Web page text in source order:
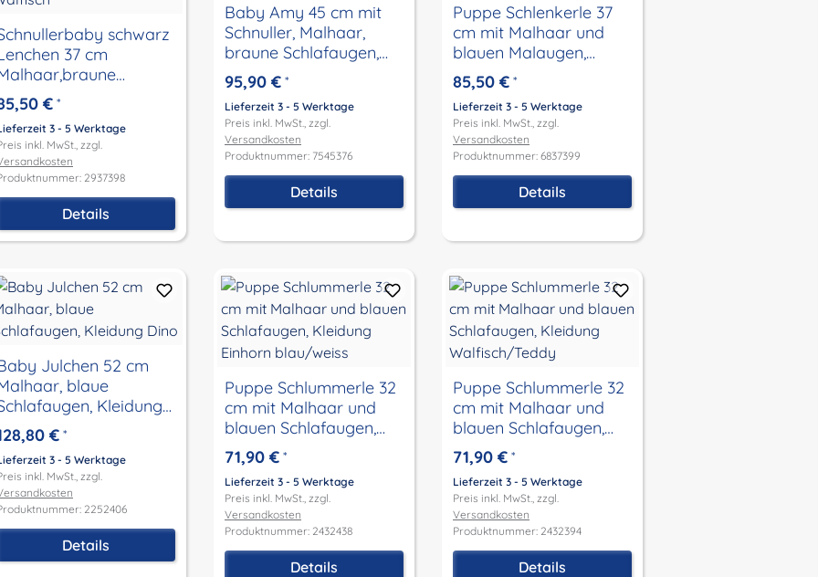
schwarz
37 cm
Kleidung
€ *
3 - 5 Werktage
inkl. MwSt., zzgl.
2937398
Details
Baby Amy 45 cm mit
Schnuller, Malhaar,
braune Schlafaugen,
Kleidung Blümchen
95,90 € *
Lieferzeit 3 - 5 Werktage
Preis inkl. MwSt., zzgl.
Versandkosten
Produktnummer: 7545376
Details
Puppe Schlenkerle 37
cm mit Malhaar und
blauen Malaugen,
Kleidung rose/rot
85,50 € *
Lieferzeit 3 - 5 Werktage
Preis inkl. MwSt., zzgl.
Versandkosten
Produktnummer: 6837399
Details
Julchen 52 cm
blaue
Kleidung
€ *
3 - 5 Werktage
inkl. MwSt., zzgl.
2252406
Details
Puppe Schlummerle 32
cm mit Malhaar und
blauen Schlafaugen,
Kleidung Einhorn
blau/weiss
71,90 € *
Lieferzeit 3 - 5 Werktage
Preis inkl. MwSt., zzgl.
Versandkosten
Produktnummer: 2432438
Details
Puppe Schlummerle 32
cm mit Malhaar und
blauen Schlafaugen,
Kleidung
Walfisch/Teddy
71,90 € *
Lieferzeit 3 - 5 Werktage
Preis inkl. MwSt., zzgl.
Versandkosten
Produktnummer: 2432394
Details